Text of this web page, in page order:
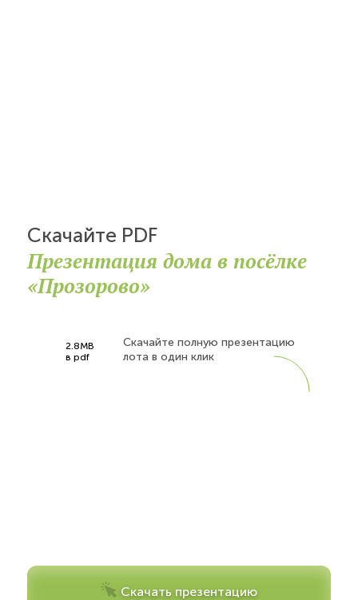
Скачайте PDF
Презентация дома в посёлке
«Прозорово»
2.8MB
в pdf
Скачайте полную презентацию
лота в один клик
Скачать презентацию